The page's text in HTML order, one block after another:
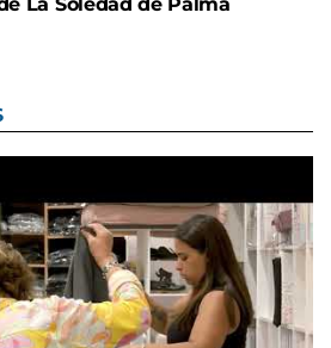
La Soledad de Palma